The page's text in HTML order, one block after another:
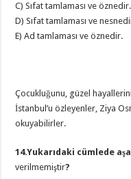
C) Sıfat tamlaması ve öznedir.
D) Sıfat tamlaması ve
E) Ad tamlaması ve öznedir.
Çocukluğunu, güzel
İstanbul’u özleyenler, Ziya
okuyabilirler.
14.Yukarıdaki cümlede
verilmemiştir?